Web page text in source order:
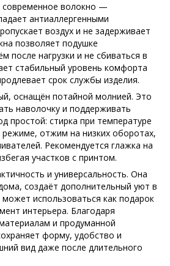
современное волокно —
антиаллергенными
воздух и не задерживает
позволяет подушке
после нагрузки и не сбиваться в
стабильный уровень комфорта
срок службы изделия.
оснащён потайной молнией. Это
наволочку и поддерживать
простой: стирка при температуре
режиме, отжим на низких оборотах,
Рекомендуется глажка на
участков с принтом.
и универсальность. Она
создаёт дополнительный уют в
использоваться как подарок
интерьера. Благодаря
и продуманной
форму, удобство и
вид даже после длительного